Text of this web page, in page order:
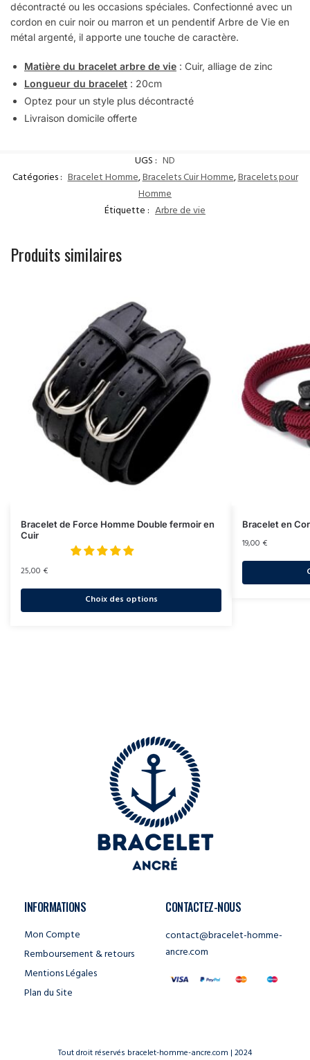
décontracté ou les occasions spéciales. Confectionné avec un
cordon en cuir noir ou marron et un pendentif Arbre de Vie en
métal argenté, il apporte une touche de caractère.
Matière du bracelet arbre de vie : Cuir, alliage de zinc
Longueur du bracelet : 20cm
Optez pour un style plus décontracté
Livraison domicile offerte
UGS : ND
Catégories : Bracelet Homme,Bracelets Cuir Homme,Bracelets pour
Homme
Étiquette : Arbre de vie
Produits similaires
Bracelet de Force Homme Double fermoir en
Cuir
25,00 €
Choix des options
Bracelet en
19,00 €
INFORMATIONS
Mon Compte
Remboursement & retours
Mentions Légales
Plan du Site
CONTACTEZ-NOUS
contact@bracelet-homme-
ancre.com
Tout droit réservés bracelet-homme-ancre.com | 2024